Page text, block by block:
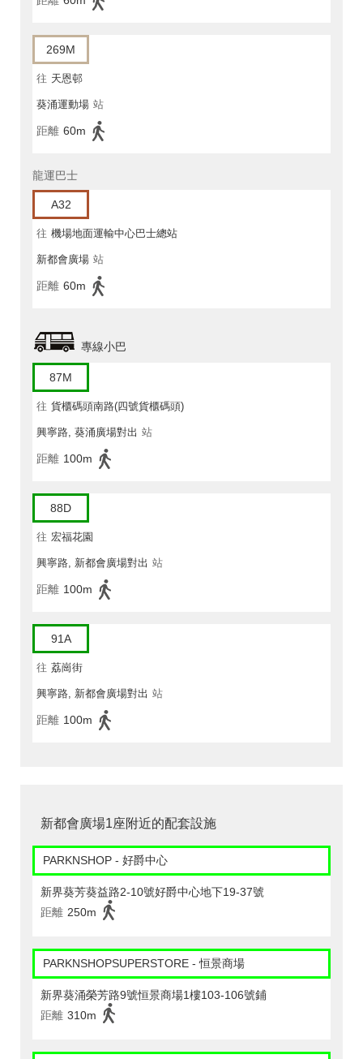
269M
往 天恩邨
葵涌運動場 站
距離 60m
龍運巴士
A32
往 機場地面運輸中心巴士總站
新都會廣場 站
距離 60m
專線小巴
87M
往 貨櫃碼頭南路(四號貨櫃碼頭)
興寧路, 葵涌廣場對出 站
距離 100m
88D
往 宏福花園
興寧路, 新都會廣場對出 站
距離 100m
91A
往 荔崗街
興寧路, 新都會廣場對出 站
距離 100m
新都會廣場1座附近的配套設施
PARKNSHOP - 好爵中心
新界葵芳葵益路2-10號好爵中心地下19-37號
距離 250m
PARKNSHOPSUPERSTORE - 恒景商場
新界葵涌榮芳路9號恒景商場1樓103-106號鋪
距離 310m